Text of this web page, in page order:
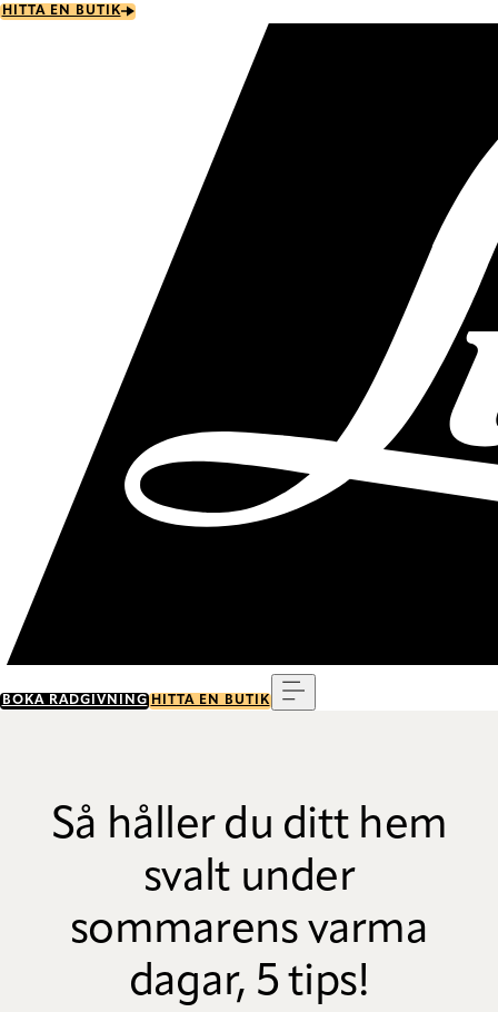
Skip
HITTA EN BUTIK
BOKA RÅDGIVNING HITTA EN BUTIK
Så håller du ditt hem
svalt under
sommarens varma
dagar, 5 tips!